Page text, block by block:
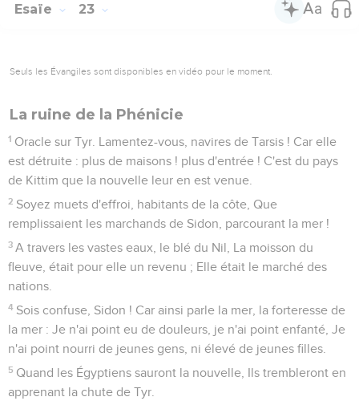
Esaïe 23
Seuls les Évangiles sont disponibles en vidéo pour le moment.
La ruine de la Phénicie
1 Oracle sur Tyr. Lamentez-vous, navires de Tarsis ! Car elle
est détruite : plus de maisons ! plus d'entrée ! C'est du pays
de Kittim que la nouvelle leur en est venue.
2 Soyez muets d'effroi, habitants de la côte, Que
remplissaient les marchands de Sidon, parcourant la mer !
3 A travers les vastes eaux, le blé du Nil, La moisson du
fleuve, était pour elle un revenu ; Elle était le marché des
nations.
4 Sois confuse, Sidon ! Car ainsi parle la mer, la forteresse de
la mer : Je n'ai point eu de douleurs, je n'ai point enfanté, Je
n'ai point nourri de jeunes gens, ni élevé de jeunes filles.
5 Quand les Égyptiens sauront la nouvelle, Ils trembleront en
apprenant la chute de Tyr.